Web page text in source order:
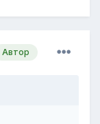
Автор